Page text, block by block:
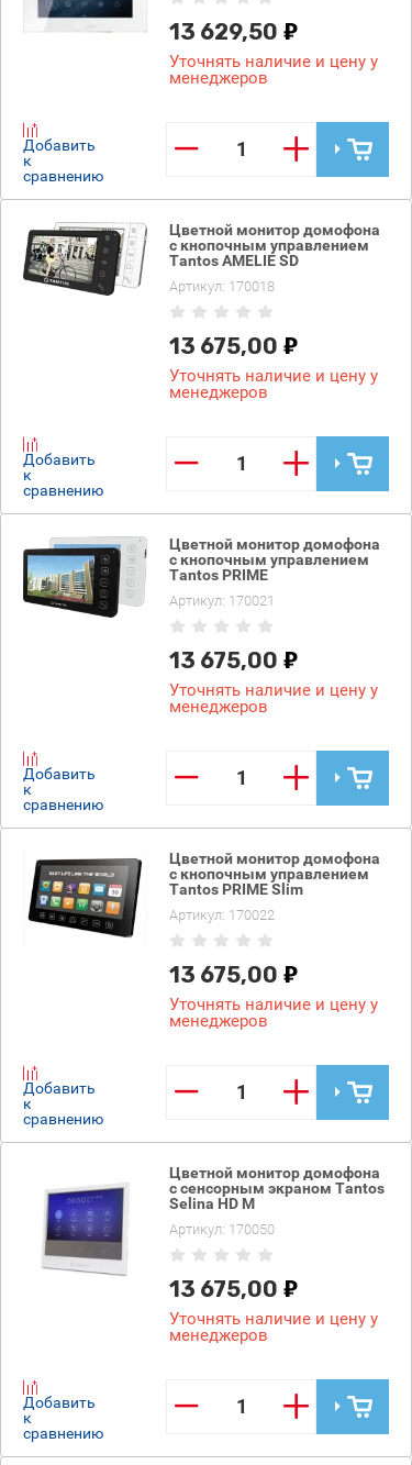
13 629,50
Уточнять наличие и цену у
менеджеров
− +
Добавить
к
сравнению
Цветной монитор домофона
с кнопочным управлением
Tantos AMELIE SD
Артикул: 170018
13 675,00
Уточнять наличие и цену у
менеджеров
− +
Добавить
к
сравнению
Цветной монитор домофона
с кнопочным управлением
Tantos PRIME
Артикул: 170021
13 675,00
Уточнять наличие и цену у
менеджеров
− +
Добавить
к
сравнению
Цветной монитор домофона
с кнопочным управлением
Tantos PRIME Slim
Артикул: 170022
13 675,00
Уточнять наличие и цену у
менеджеров
− +
Добавить
к
сравнению
Цветной монитор домофона
с сенсорным экраном Tantos
Selina HD M
Артикул: 170050
13 675,00
Уточнять наличие и цену у
менеджеров
− +
Добавить
к
сравнению